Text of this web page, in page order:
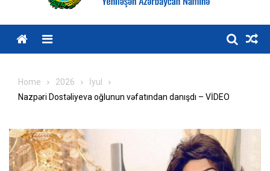
Home 2026
İyul
Nazpəri Dostəliyeva oğlunun vəfatından danışdı – VİDEO